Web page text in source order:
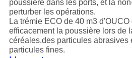
poussière dans les ports, et la
perturber les opérations.
La trémie ECO de 40 m3
efficacement la poussière lors de
céréales.des particules abrasives
particules fines.